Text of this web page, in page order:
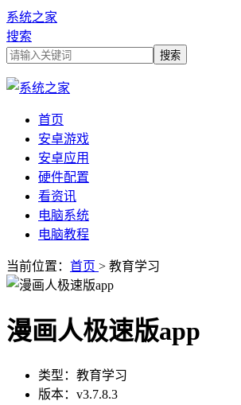
系统之家
搜索
首页
安卓游戏
安卓应用
硬件配置
看资讯
电脑系统
电脑教程
当前位置： 首页 > 教育学习
漫画人极速版app
类型： 教育学习
版本： v3.7.8.3